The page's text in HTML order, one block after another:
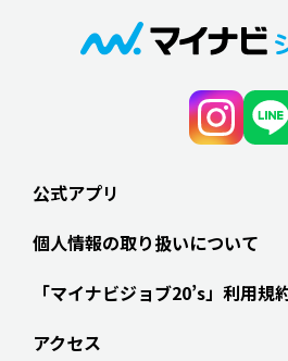
公式アプリ
個人情報の取り扱いについて
「マイナビジョブ20’s」利用規
アクセス